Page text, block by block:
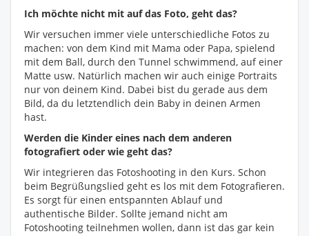
Ich möchte nicht mit auf das Foto, geht das?
Wir versuchen immer viele unterschiedliche Fotos zu
machen: von dem Kind mit Mama oder Papa, spielend
mit dem Ball, durch den Tunnel schwimmend, auf einer
Matte usw. Natürlich machen wir auch einige Portraits
nur von deinem Kind. Dabei bist du gerade aus dem
Bild, da du letztendlich dein Baby in deinen Armen
hast.
Werden die Kinder eines nach dem anderen
fotografiert oder wie geht das?
Wir integrieren das Fotoshooting in den Kurs. Schon
beim Begrüßungslied geht es los mit dem Fotografieren.
Es sorgt für einen entspannten Ablauf und
authentische Bilder. Sollte jemand nicht am
Fotoshooting teilnehmen wollen, dann ist das gar kein